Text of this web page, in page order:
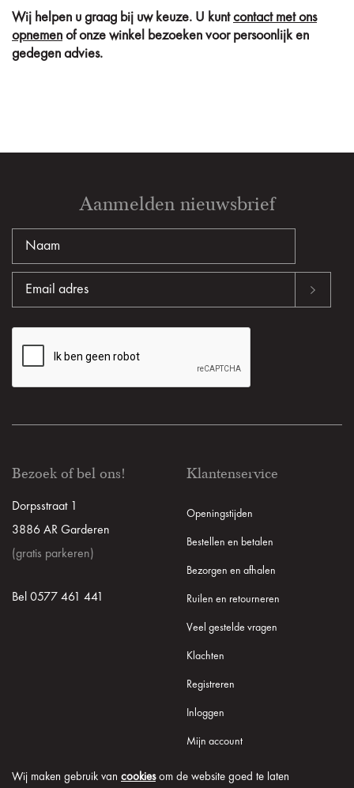
Wij maken gebruik van cookiesom de website goed te laten
Wij helpen u graag bij uw keuze. U kuntcontact met ons
opnemen of onze winkel bezoeken voor persoonlijk en
gedegen advies.
Aanmelden nieuwsbrief
Bezoek of bel ons!
Dorpsstraat 1
3886 AR Garderen
(gratis parkeren)
Bel 0577 461 441
Klantenservice
Openingstijden
Bestellen en betalen
Bezorgen en afhalen
Ruilen en retourneren
Veel gestelde vragen
Klachten
Registreren
Inloggen
Mijn account